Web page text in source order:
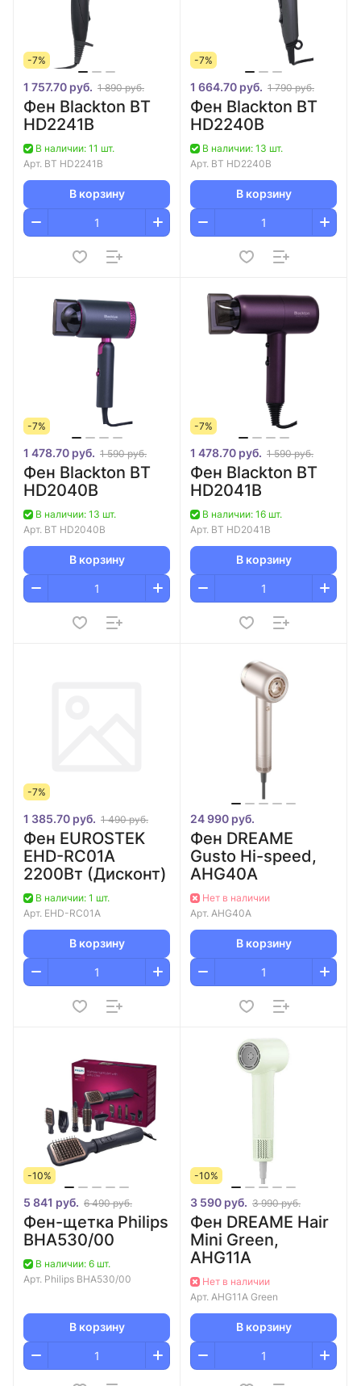
-7%
1 757.70 руб. 1 890 руб.
Фен Blackton BT
HD2241B
В наличии: 11 шт.
Арт. BT HD2241B
В корзину
-7%
1 664.70 руб. 1 790 руб.
Фен Blackton BT
HD2240B
В наличии: 13 шт.
Арт. BT HD2240B
В корзину
-7%
1 478.70 руб. 1 590 руб.
Фен Blackton BT
HD2040B
В наличии: 13 шт.
Арт. BT HD2040B
В корзину
-7%
1 478.70 руб. 1 590 руб.
Фен Blackton BT
HD2041B
В наличии: 16 шт.
Арт. BT HD2041B
В корзину
-7%
1 385.70 руб. 1 490 руб.
Фен EUROSTEK
EHD-RC01A
2200Вт (Дисконт)
В наличии: 1 шт.
Арт. EHD-RC01A
В корзину
24 990 руб.
Фен DREAME
Gusto Hi-speed,
AHG40A
Нет в наличии
Арт. AHG40A
В корзину
-10%
5 841 руб. 6 490 руб.
Фен-щетка Philips
BHA530/00
В наличии: 6 шт.
Арт. Philips BHA530/00
В корзину
-10%
3 590 руб. 3 990 руб.
Фен DREAME Hair
Mini Green,
AHG11A
Нет в наличии
Арт. AHG11A Green
В корзину